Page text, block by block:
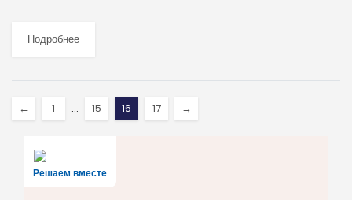
Подробнее
← 1 … 15 16 17 →
Решаем вместе